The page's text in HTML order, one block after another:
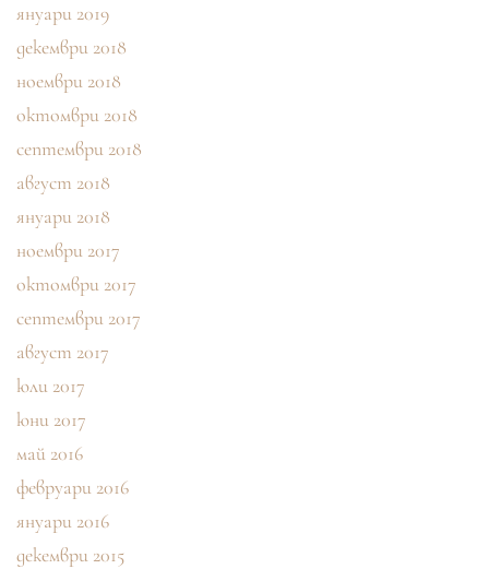
януари 2019
декември 2018
ноември 2018
октомври 2018
септември 2018
август 2018
януари 2018
ноември 2017
октомври 2017
септември 2017
август 2017
юли 2017
юни 2017
май 2016
февруари 2016
януари 2016
декември 2015